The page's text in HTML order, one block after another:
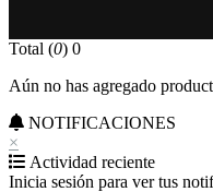
Total (0) 0
Aún no has agregado
NOTIFICACIONES
×
Actividad reciente
Inicia sesión para ver tus